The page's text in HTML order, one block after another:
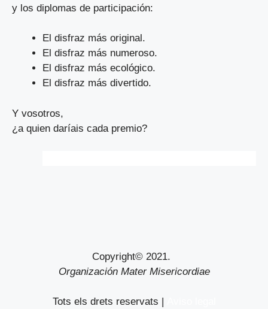
y los diplomas de participación:
El disfraz más original.
El disfraz más numeroso.
El disfraz más ecológico.
El disfraz más divertido.
Y vosotros,
¿a quien daríais cada premio?
Copyright© 2021.
Organización Mater Misericordiae
Tots els drets reservats |